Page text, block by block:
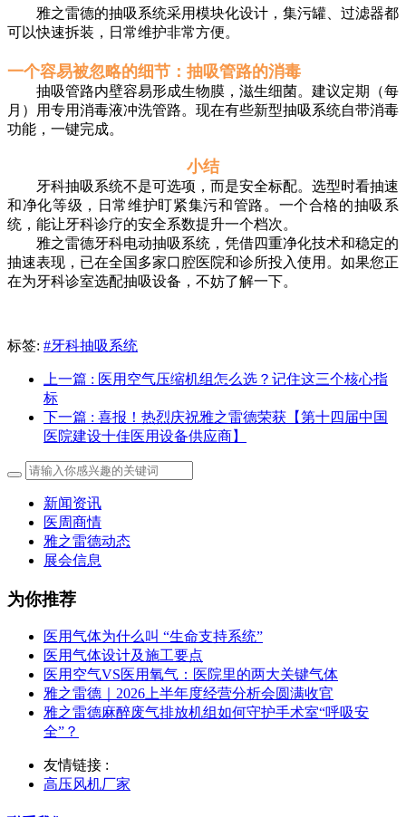
雅之雷德的抽吸系统采用模块化设计，集污罐、过滤器都
可以快速拆装，日常维护非常方便。
一个容易被忽略的细节：抽吸管路的消毒
抽吸管路内壁容易形成生物膜，滋生细菌。建议定期（每
月）用专用消毒液冲洗管路。现在有些新型抽吸系统自带消毒
功能，一键完成。
小结
牙科抽吸系统不是可选项，而是安全标配。选型时看抽速
和净化等级，日常维护盯紧集污和管路。一个合格的抽吸系
统，能让牙科诊疗的安全系数提升一个档次。
雅之雷德牙科电动抽吸系统，凭借四重净化技术和稳定的
抽速表现，已在全国多家口腔医院和诊所投入使用。如果您正
在为牙科诊室选配抽吸设备，不妨了解一下。
标签: #牙科抽吸系统
上一篇 : 医用空气压缩机组怎么选？记住这三个核心指
标
下一篇 : 喜报！热烈庆祝雅之雷德荣获【第十四届中国
医院建设十佳医用设备供应商】
新闻资讯
医周商情
雅之雷德动态
展会信息
为你推荐
医用气体为什么叫 “生命支持系统”
医用气体设计及施工要点
医用空气VS医用氧气：医院里的两大关键气体
雅之雷德｜2026上半年度经营分析会圆满收官
雅之雷德麻醉废气排放机组如何守护手术室“呼吸安
全”？
友情链接 :
高压风机厂家